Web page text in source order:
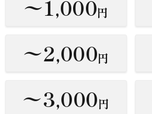
〜1,000円
〜2,000円
〜3,000円